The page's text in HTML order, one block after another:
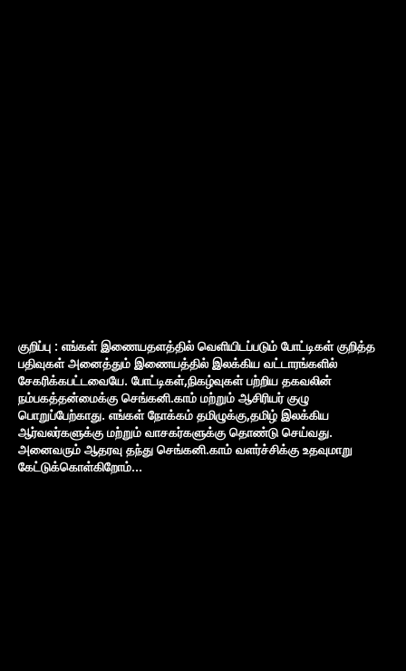
குறிப்பு : எங்கள் இணையதளத்தில் வெளியிடப்படும் போட்டிகள் குறித்த
பதிவுகள் அனைத்தும் இணையத்தில் இலக்கிய வட்டாரங்களில்
சேகரிக்கபட்டவையே. போட்டிகள்,நிகழ்வுகள் பற்றிய தகவலின்
நம்பகத்தன்மைக்கு செங்கனி.காம் மற்றும் ஆசிரியர் குழு
பொறுப்பேற்காது. எங்கள் நோக்கம் தமிழுக்கு,தமிழ் இலக்கிய
ஆர்வலர்களுக்கு மற்றும் வாசகர்களுக்கு தொண்டு செய்வது.
அனைவரும் ஆதரவு தந்து செங்கனி.காம் வளர்ச்சிக்கு உதவுமாறு
கேட்டுக்கொள்கிறோம்...